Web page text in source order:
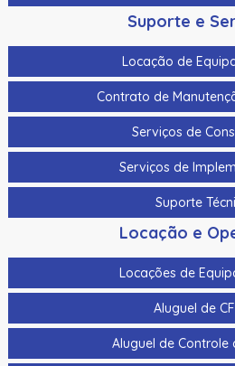
Suporte e
Locação de
Contrato de
Serviços de
Serviços de
Suporte
Locação e
Locações de
Aluguel de
Aluguel de Controle